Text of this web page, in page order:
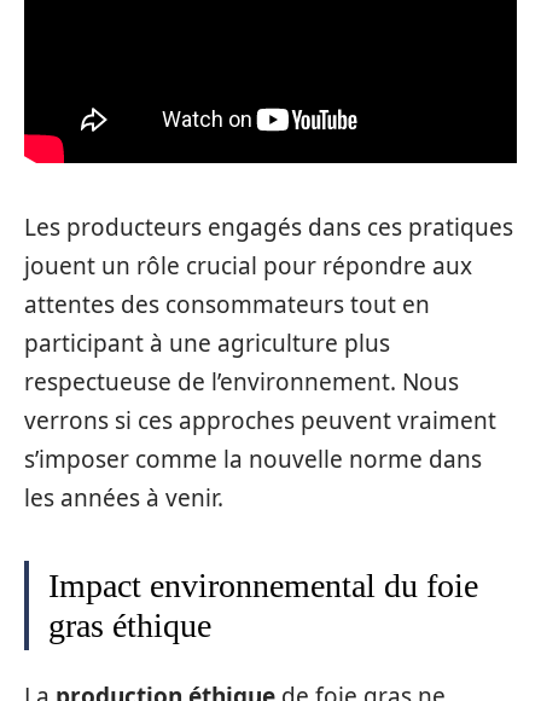
Les producteurs engagés dans ces pratiques
jouent un rôle crucial pour répondre aux
attentes des consommateurs tout en
participant à une agriculture plus
respectueuse de l’environnement. Nous
verrons si ces approches peuvent vraiment
s’imposer comme la nouvelle norme dans
les années à venir.
Impact environnemental du foie
gras éthique